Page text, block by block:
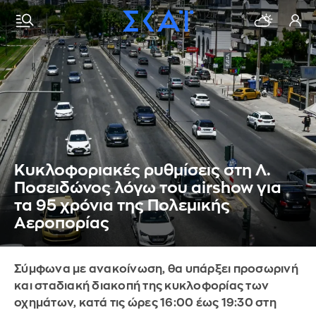
Κυκλοφοριακές ρυθμίσεις στη Λ.
Ποσειδώνος λόγω του airshow για
τα 95 χρόνια της Πολεμικής
Αεροπορίας
Σύμφωνα με ανακοίνωση, θα υπάρξει προσωρινή
και σταδιακή διακοπή της κυκλοφορίας των
οχημάτων, κατά τις ώρες 16:00 έως 19:30 στη